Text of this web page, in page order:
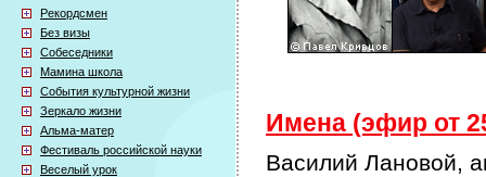
Рекордсмен
Без визы
Собеседники
Мамина школа
События культурной жизни
Зеркало жизни
Альма-матер
Фестиваль российской науки
Веселый урок
Имена (эфир от
Василий Лановой,